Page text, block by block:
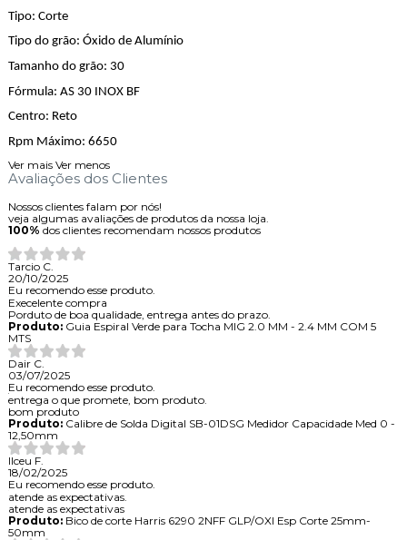
Tipo: Corte
Tipo do grão: Óxido de Alumínio
Tamanho do grão: 30
Fórmula: AS 30 INOX BF
Centro: Reto
Rpm Máximo: 6650
Ver mais Ver menos
Avaliações dos Clientes
Nossos clientes falam por nós!
veja algumas avaliações de produtos da nossa loja.
100% dos clientes recomendam nossos produtos
Tarcio C.
20/10/2025
Eu recomendo esse produto.
Execelente compra
Porduto de boa qualidade, entrega antes do prazo.
Produto:Guia Espiral Verde para Tocha MIG 2.0 MM - 2.4 MM COM 5
MTS
Dair C.
03/07/2025
Eu recomendo esse produto.
entrega o que promete, bom produto.
bom produto
Produto:Calibre de Solda Digital SB-01DSG Medidor Capacidade Med 0 -
12,50mm
Ilceu F.
18/02/2025
Eu recomendo esse produto.
atende as expectativas.
atende as expectativas
Produto:Bico de corte Harris 6290 2NFF GLP/OXI Esp Corte 25mm-
50mm